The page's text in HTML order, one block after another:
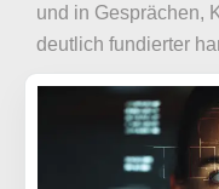
und in Gesprächen,
deutlich fundierter